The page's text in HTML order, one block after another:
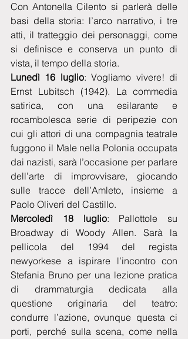
Con Antonella Cilento si parlerà delle
basi della storia: l’arco narrativo, i tre
atti, il tratteggio dei personaggi, come
si definisce e conserva un punto di
vista, il tempo della storia.
Lunedì 16 luglio: Vogliamo vivere! di
Ernst Lubitsch (1942). La commedia
satirica, con una esilarante e
rocambolesca serie di peripezie con
cui gli attori di una compagnia teatrale
fuggono il Male nella Polonia occupata
dai nazisti, sarà l’occasione per parlare
dell’arte di improvvisare, giocando
sulle tracce dell’Amleto, insieme a
Paolo Oliveri del Castillo.
Mercoledì 18 luglio: Pallottole su
Broadway di Woody Allen. Sarà la
pellicola del 1994 del regista
newyorkese a ispirare l’incontro con
Stefania Bruno per una lezione pratica
di drammaturgia dedicata alla
questione originaria del teatro:
condurre l’azione, ovunque questa ci
porti, perché sulla scena, come nella